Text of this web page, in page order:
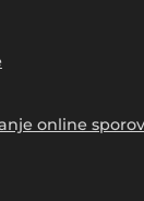
online